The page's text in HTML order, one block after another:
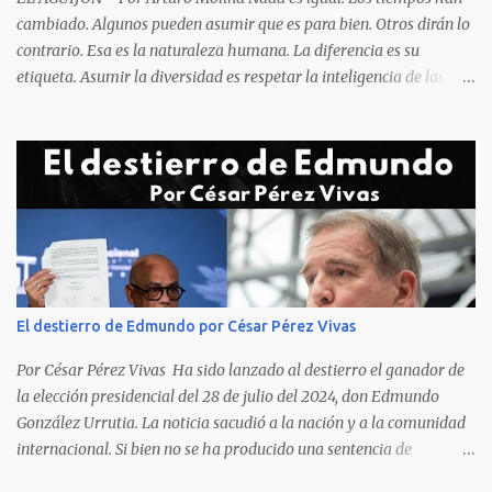
cambiado. Algunos pueden asumir que es para bien. Otros dirán lo
contrario. Esa es la naturaleza humana. La diferencia es su
etiqueta. Asumir la diversidad es respetar la inteligencia de las
obliga a los líderes, a crear de forma urgente, estrategias
responsables para restituir la confianza de los ciudadanos hacia
las instituciones. El desmoronamiento moral de la sociedad va a
repercutir en la de los gobernantes, a quienes los devorará la
soledad. Un soplo de aliento fresco es la solicitud en la calle. La
relación sólida entre gobernantes y gobernados se construye con
base a la comunicación y la transparencia en las actuaciones. El
gobernante que pretenda una oposición a su medida obtendrá
como resultado el fracaso de la gestión gubernamental. Restringir
el acceso a la información, es n...
El destierro de Edmundo por César Pérez Vivas
Por César Pérez Vivas Ha sido lanzado al destierro el ganador de
la elección presidencial del 28 de julio del 2024, don Edmundo
González Urrutia. La noticia sacudió a la nación y a la comunidad
internacional. Si bien no se ha producido una sentencia de